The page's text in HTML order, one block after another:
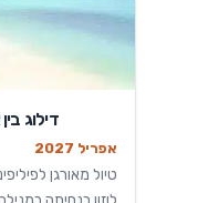
דילוג בין
אפריל 2027
טיול מאורגן